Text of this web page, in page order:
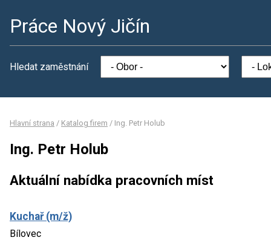
Práce Nový Jičín
Hledat zaměstnání
Hlavní strana / Katalog firem / Ing. Petr Holub
Ing. Petr Holub
Aktuální nabídka pracovních míst
Kuchař (m/ž)
Bílovec